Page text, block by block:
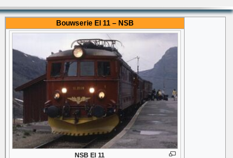
Bouwserie El 11 – NSB
NSB El 11